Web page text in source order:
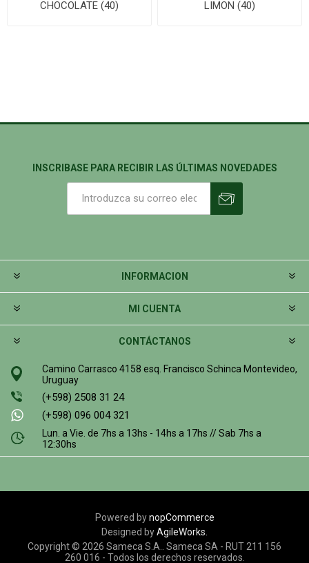
CHOCOLATE (40)
LIMON (40)
INSCRIBASE PARA RECIBIR LAS ÚLTIMAS NOVEDADES
INFORMACION
MI CUENTA
CONTÁCTANOS
Camino Carrasco 4158 esq. Francisco Schinca Montevideo,
Uruguay
(+598) 2508 31 24
(+598) 096 004 321
Lun. a Vie. de 7hs a 13hs - 14hs a 17hs // Sab 7hs a
12:30hs
Powered bynopCommerce
Designed byAgileWorks.
Copyright © 2026 Sameca S.A.. Sameca SA - RUT 211 156
260 016 - Todos los derechos reservados.